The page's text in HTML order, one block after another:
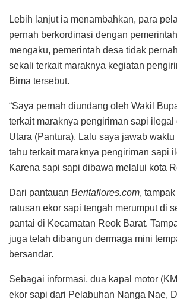
Lebih lanjut ia menambahkan, para
pernah berkordinasi dengan
mengaku, pemerintah desa tidak
sekali terkait maraknya kegiatan
Bima tersebut.
“Saya pernah diundang oleh Wakil
terkait maraknya pengiriman sapi
Utara (Pantura). Lalu saya jawab
tahu terkait maraknya pengiriman sapi
Karena sapi sapi dibawa melalui kota
Dari pantauan Beritaflores.com,
ratusan ekor sapi tengah merumput di
pantai di Kecamatan Reok Barat.
juga telah dibangun dermaga mini
bersandar.
Sebagai informasi, dua kapal motor
ekor sapi dari Pelabuhan Nanga Nae,